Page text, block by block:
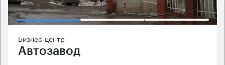
Бизнес-центр
Автозавод